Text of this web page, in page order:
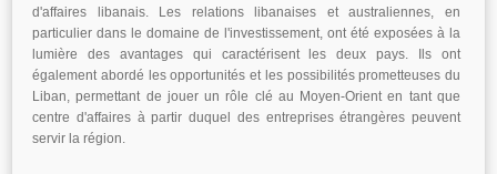
d'affaires libanais. Les relations libanaises et australiennes, en
particulier dans le domaine de l'investissement, ont été exposées à la
lumière des avantages qui caractérisent les deux pays. Ils ont
également abordé les opportunités et les possibilités prometteuses du
Liban, permettant de jouer un rôle clé au Moyen-Orient en tant que
centre d'affaires à partir duquel des entreprises étrangères peuvent
servir la région.